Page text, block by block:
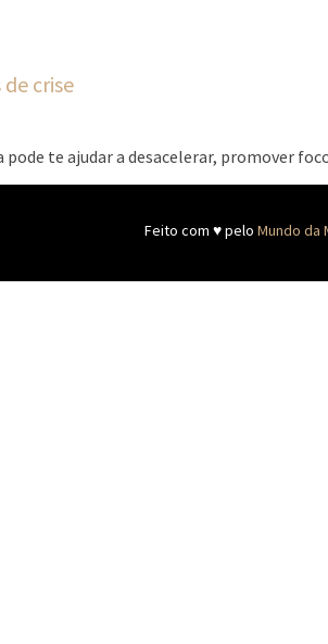
crise
te ajudar a desacelerar, promover
Feito com ♥ pelo Mundo da